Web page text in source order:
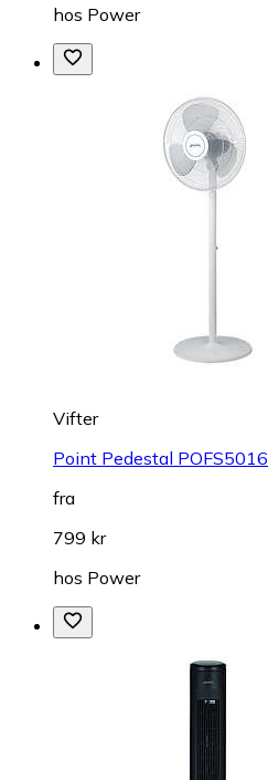
hos Power
Vifter
Point Pedestal POFS5016
fra
799 kr
hos Power